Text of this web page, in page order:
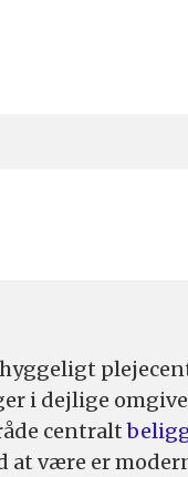
i dejlige
centralt
at være er